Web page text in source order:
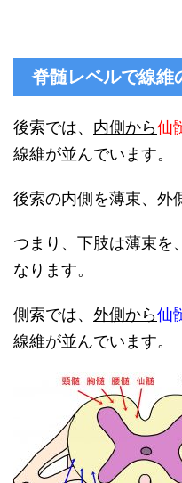
脊髄レベルで線維
後索では、 内側から仙
線維が並んでいます。
後索の内側を薄束、外
つまり、下肢は薄束を
なります。
側索では、 外側から仙
線維が並んでいます。